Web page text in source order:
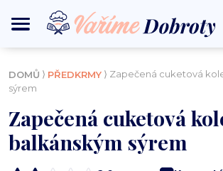
DOMŮ ⟩ PŘEDKRMY ⟩ Zapečená cuketová
sýrem
Zapečená cuketová
balkánským sýrem